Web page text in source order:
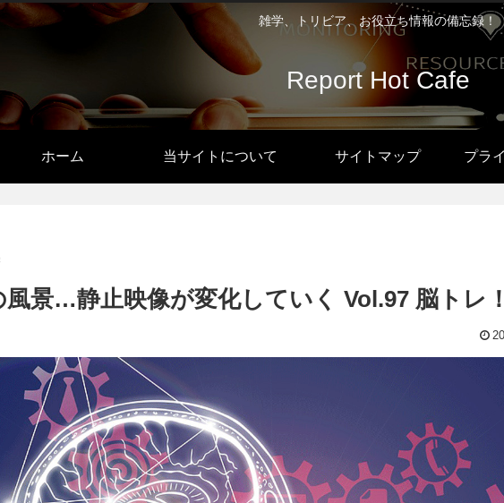
雑学、トリビア、お役立ち情報の備忘録！
Report Hot Cafe
ホーム 当サイトについて サイトマップ プラ
景…静止映像が変化していく Vol.97 脳トレ！